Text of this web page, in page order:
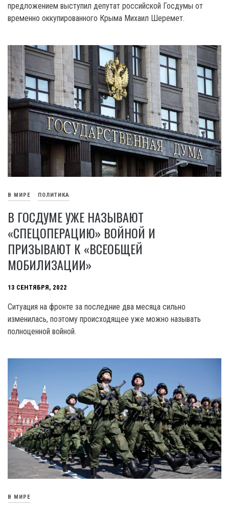
предложением выступил депутат российской Госдумы от
временно оккупированного Крыма Михаил Шеремет.
В МИРЕ ПОЛИТИКА
В ГОСДУМЕ УЖЕ НАЗЫВАЮТ
«СПЕЦОПЕРАЦИЮ» ВОЙНОЙ И
ПРИЗЫВАЮТ К «ВСЕОБЩЕЙ
МОБИЛИЗАЦИИ»
13 СЕНТЯБРЯ, 2022
Ситуация на фронте за последние два месяца сильно
изменилась, поэтому происходящее уже можно называть
полноценной войной.
В МИРЕ